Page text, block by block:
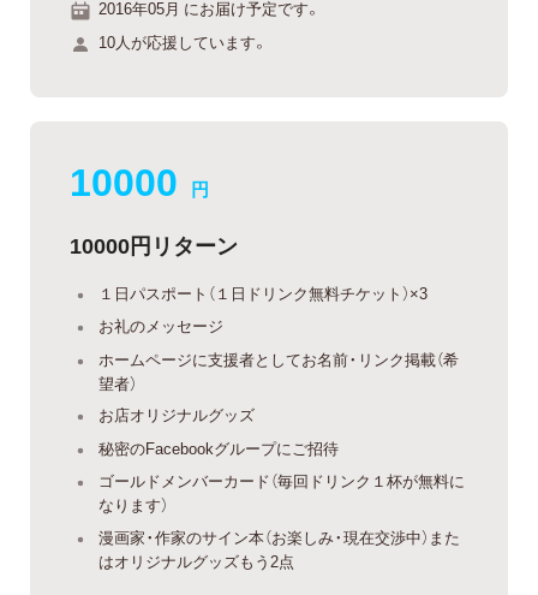
2016年05月 にお届け予定です。
10人が応援しています。
10000 円
10000円リターン
１日パスポート（１日ドリンク無料チケット）×3
お礼のメッセージ
ホームページに支援者としてお名前・リンク掲載（希
望者）
お店オリジナルグッズ
秘密のFacebookグループにご招待
ゴールドメンバーカード（毎回ドリンク１杯が無料に
なります）
漫画家・作家のサイン本（お楽しみ・現在交渉中）また
はオリジナルグッズもう2点